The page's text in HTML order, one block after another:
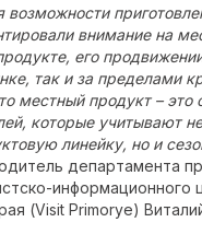
возможности
внимание на
его
так и за пределами
местный продукт – это
которые учитывают
линейку, но и
департамента
информационного
(Visit Primorye)